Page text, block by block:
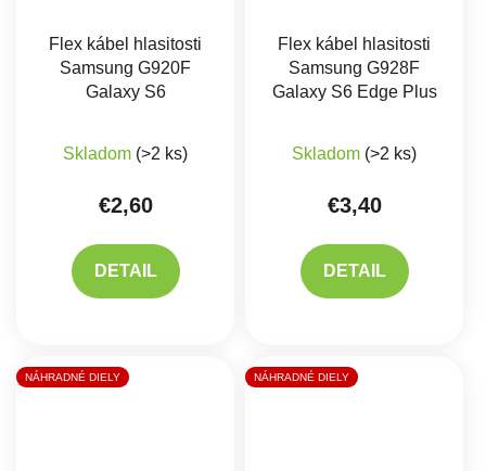
Flex kábel hlasitosti
Samsung G920F
Galaxy S6
Skladom (>2 ks)
€2,60
DETAIL
Flex kábel hlasitosti
Samsung G928F
Galaxy S6 Edge Plus
Skladom (>2 ks)
€3,40
DETAIL
NÁHRADNÉ DIELY NÁHRADNÉ DIELY